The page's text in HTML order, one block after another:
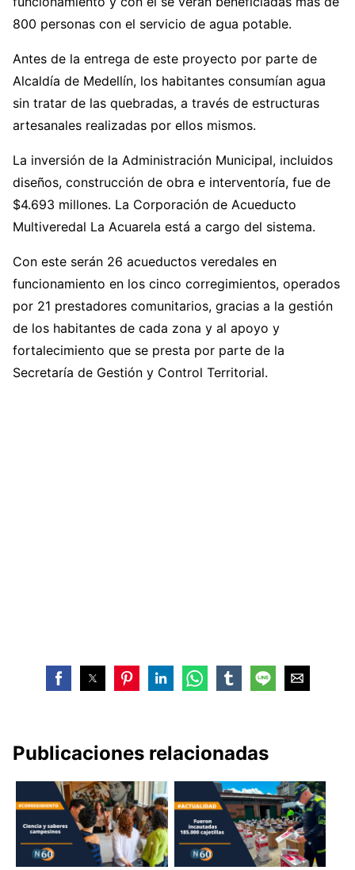
800 personas con el servicio de agua potable.
Antes de la entrega de este proyecto por parte de
Alcaldía de Medellín, los habitantes consumían agua
sin tratar de las quebradas, a través de estructuras
artesanales realizadas por ellos mismos.
La inversión de la Administración Municipal, incluidos
diseños, construcción de obra e interventoría, fue de
$4.693 millones. La Corporación de Acueducto
Multiveredal La Acuarela está a cargo del sistema.
Con este serán 26 acueductos veredales en
funcionamiento en los cinco corregimientos, operados
por 21 prestadores comunitarios, gracias a la gestión
de los habitantes de cada zona y al apoyo y
fortalecimiento que se presta por parte de la
Secretaría de Gestión y Control Territorial.
Publicaciones relacionadas